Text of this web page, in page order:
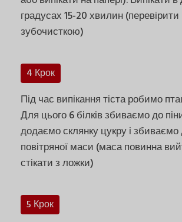
градусах 15-20 хвилин (перевірити
зубочисткою)
4 Крок
Під час випікання тіста робимо
Для цього 6 білків збиваємо до
додаємо склянку цукру і
повітряної маси (маса повинна
стікати з ложки)
5 Крок